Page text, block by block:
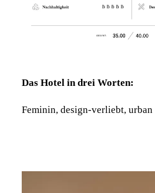
Das Hotel in drei Worten:
Feminin, design-verliebt, urban